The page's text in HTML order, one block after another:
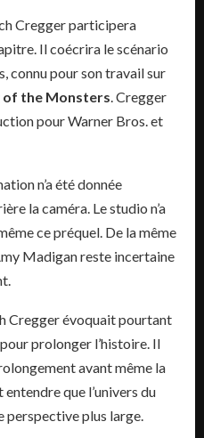
Cregger participera
Il coécrira le scénario
connu pour son travail sur
of the Monsters . Cregger
pour Warner Bros. et
n’a été donnée
la caméra. Le studio n’a
ce préquel. De la même
Madigan reste incertaine
Cregger évoquait pourtant
pour prolonger l’histoire. Il
avant même la
entendre que l’univers du
perspective plus large.